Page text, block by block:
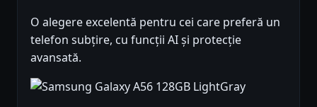
O alegere excelentă pentru cei care preferă un
telefon subțire, cu funcții AI și protecție
avansată.